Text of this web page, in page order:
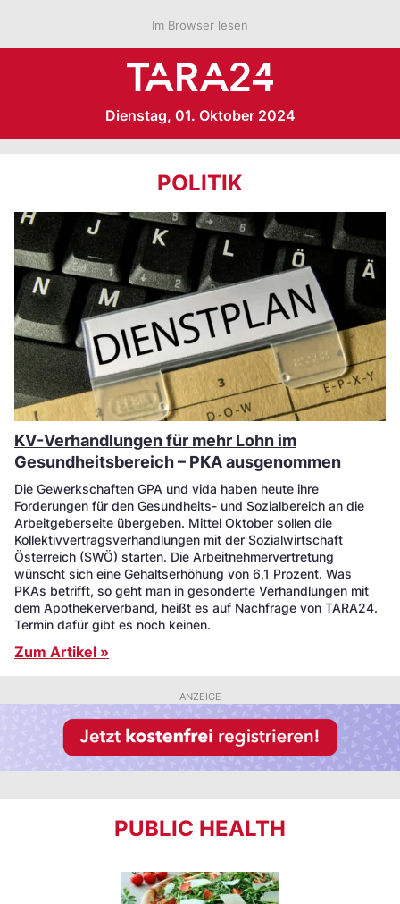
Im Browser lesen
Dienstag, 01. Oktober 2024
POLITIK
KV-Verhandlungen für mehr Lohn im
Gesundheitsbereich – PKA ausgenommen
Die Gewerkschaften GPA und vida haben heute ihre
Forderungen für den Gesundheits- und Sozialbereich an die
Arbeitgeberseite übergeben. Mittel Oktober sollen die
Kollektivvertragsverhandlungen mit der Sozialwirtschaft
Österreich (SWÖ) starten. Die Arbeitnehmervertretung
wünscht sich eine Gehaltserhöhung von 6,1 Prozent. Was
PKAs betrifft, so geht man in gesonderte Verhandlungen mit
dem Apothekerverband, heißt es auf Nachfrage von TARA24.
Termin dafür gibt es noch keinen.
Zum Artikel »
ANZEIGE
PUBLIC HEALTH